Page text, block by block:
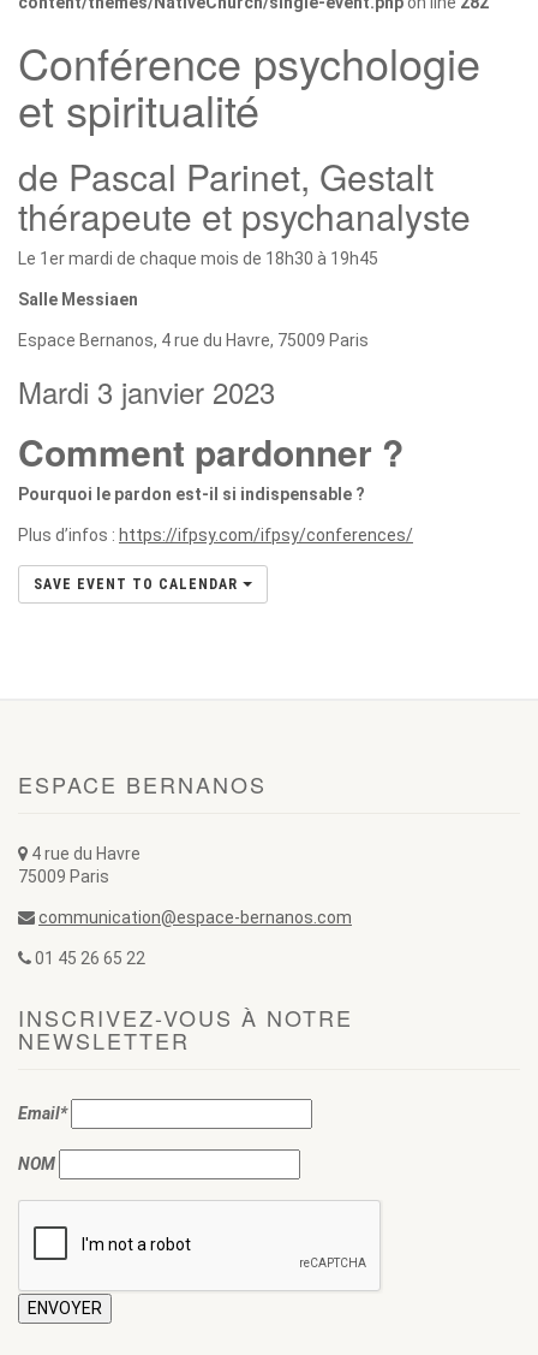
Conférence psychologie
et spiritualité
de Pascal Parinet, Gestalt
thérapeute et psychanalyste
Le 1er mardi de chaque mois de 18h30 à 19h45
Salle Messiaen
Espace Bernanos, 4 rue du Havre, 75009 Paris
Mardi 3 janvier 2023
Comment pardonner ?
Pourquoi le pardon est-il si indispensable ?
Plus d’infos : https://ifpsy.com/ifpsy/conferences/
SAVE EVENT TO CALENDAR
ESPACE BERNANOS
4 rue du Havre
75009 Paris
communication@espace-bernanos.com
01 45 26 65 22
INSCRIVEZ-VOUS À NOTRE
NEWSLETTER
Email*
NOM